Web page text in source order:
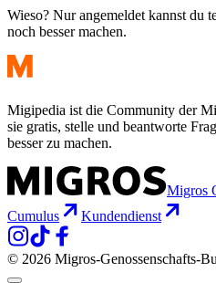
Wieso? Nur angemeldet kannst du
noch besser machen.
Migipedia ist die Community der
sie gratis, stelle und beantworte
besser zu machen.
Migros
Cumulus
Kundendienst
© 2026 Migros-Genossenschafts-